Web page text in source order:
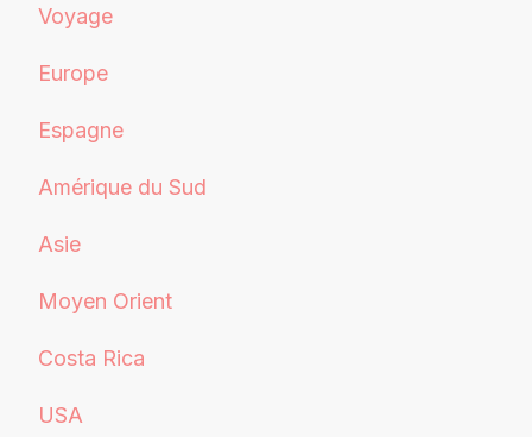
Voyage
Europe
Espagne
Amérique du Sud
Asie
Moyen Orient
Costa Rica
USA